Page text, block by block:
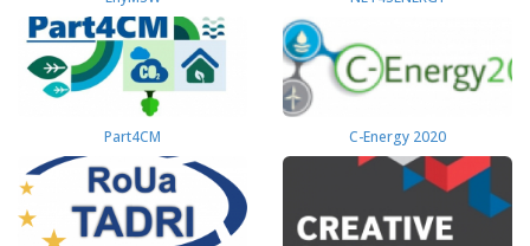
Part4СМ C-Energy 2020